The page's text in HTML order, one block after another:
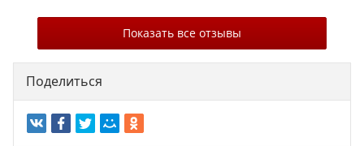
Показать все отзывы
Поделиться